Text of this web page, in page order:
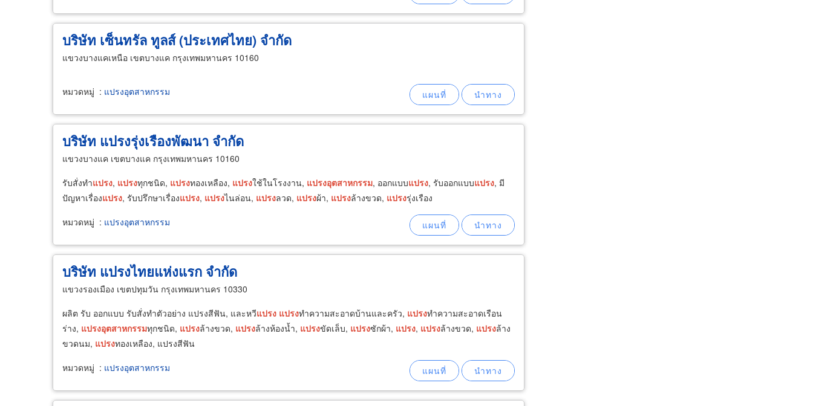
บริษัท เซ็นทรัล ทูลส์ (ประเทศไทย) จำกัด
แขวงบางแคเหนือ เขตบางแค กรุงเทพมหานคร 10160
หมวดหมู่ : แปรงอุตสาหกรรม
บริษัท แปรงรุ่งเรืองพัฒนา จำกัด
แขวงบางแค เขตบางแค กรุงเทพมหานคร 10160
รับสั่งทำแปรง, แปรงทุกชนิด, แปรงทองเหลือง, แปรงใช้ในโรงงาน, แปรงอุตสาหกรรม, ออกแบบแปรง, รับออกแบบแปรง, มี
ปัญหาเรื่องแปรง, รับปรึกษาเรื่องแปรง, แปรงไนล่อน, แปรงลวด, แปรงผ้า, แปรงล้างขวด, แปรงรุ่งเรือง
หมวดหมู่ : แปรงอุตสาหกรรม
บริษัท แปรงไทยแห่งแรก จำกัด
แขวงรองเมือง เขตปทุมวัน กรุงเทพมหานคร 10330
ผลิต รับ ออกแบบ รับสั่งทำตัวอย่าง แปรงสีฟัน, และหวีแปรง แปรงทำความสะอาดบ้านและครัว, แปรงทำความสะอาดเรือน
ร่าง, แปรงอุตสาหกรรมทุกชนิด, แปรงล้างขวด, แปรงล้างห้องน้ำ, แปรงขัดเล็บ, แปรงซักผ้า, แปรง, แปรงล้างขวด, แปรงล้าง
ขวดนม, แปรงทองเหลือง, แปรงสีฟัน
หมวดหมู่ : แปรงอุตสาหกรรม